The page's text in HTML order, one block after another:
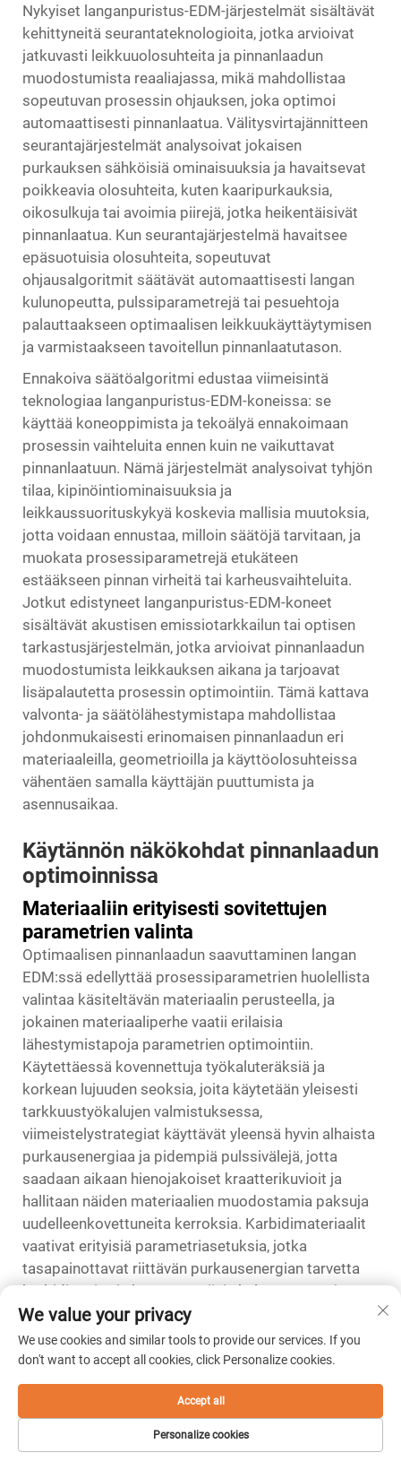
Nykyiset langanpuristus-EDM-järjestelmät sisältävät
kehittyneitä seurantateknologioita, jotka arvioivat
jatkuvasti leikkuuolosuhteita ja pinnanlaadun
muodostumista reaaliajassa, mikä mahdollistaa
sopeutuvan prosessin ohjauksen, joka optimoi
automaattisesti pinnanlaatua. Välitysvirtajännitteen
seurantajärjestelmät analysoivat jokaisen
purkauksen sähköisiä ominaisuuksia ja havaitsevat
poikkeavia olosuhteita, kuten kaaripurkauksia,
oikosulkuja tai avoimia piirejä, jotka heikentäisivät
pinnanlaatua. Kun seurantajärjestelmä havaitsee
epäsuotuisia olosuhteita, sopeutuvat
ohjausalgoritmit säätävät automaattisesti langan
kulunopeutta, pulssiparametrejä tai pesuehtoja
palauttaakseen optimaalisen leikkuukäyttäytymisen
ja varmistaakseen tavoitellun pinnanlaatutason.
Ennakoiva säätöalgoritmi edustaa viimeisintä
teknologiaa langanpuristus-EDM-koneissa: se
käyttää koneoppimista ja tekoälyä ennakoimaan
prosessin vaihteluita ennen kuin ne vaikuttavat
pinnanlaatuun. Nämä järjestelmät analysoivat tyhjön
tilaa, kipinöintiominaisuuksia ja
leikkaussuorituskykyä koskevia mallisia muutoksia,
jotta voidaan ennustaa, milloin säätöjä tarvitaan, ja
muokata prosessiparametrejä etukäteen
estääkseen pinnan virheitä tai karheusvaihteluita.
Jotkut edistyneet langanpuristus-EDM-koneet
sisältävät akustisen emissiotarkkailun tai optisen
tarkastusjärjestelmän, jotka arvioivat pinnanlaadun
muodostumista leikkauksen aikana ja tarjoavat
lisäpalautetta prosessin optimointiin. Tämä kattava
valvonta- ja säätölähestymistapa mahdollistaa
johdonmukaisesti erinomaisen pinnanlaadun eri
materiaaleilla, geometrioilla ja käyttöolosuhteissa
vähentäen samalla käyttäjän puuttumista ja
asennusaikaa.
Käytännön näkökohdat pinnanlaadun
optimoinnissa
Materiaaliin erityisesti sovitettujen
parametrien valinta
Optimaalisen pinnanlaadun saavuttaminen langan
EDM:ssä edellyttää prosessiparametrien huolellista
valintaa käsiteltävän materiaalin perusteella, ja
jokainen materiaaliperhe vaatii erilaisia
lähestymistapoja parametrien optimointiin.
Käytettäessä kovennettuja työkaluteräksiä ja
korkean lujuuden seoksia, joita käytetään yleisesti
tarkkuustyökalujen valmistuksessa,
viimeistelystrategiat käyttävät yleensä hyvin alhaista
purkausenergiaa ja pidempiä pulssivälejä, jotta
saadaan aikaan hienojakoiset kraatterikuvioit ja
hallitaan näiden materiaalien muodostamia paksuja
uudelleenkovettuneita kerroksia. Karbidimateriaalit
vaativat erityisiä parametriasetuksia, jotka
tasapainottavat riittävän purkausenergian tarvetta
karbidin erittäin kovaa matriisia kulutettaessa ja
samalla vähentävät lämpöshokkia, joka voisi
aiheuttaa pinnan mikrorakenteellisia halkeamia tai
karbidijyvästen irtoamista.
Ei-ferromagneettiset materiaalit, kuten alumiini,
kupari ja niiden seokset, aiheuttavat erityisiä
haasteita pinnanlaadun optimoinnissa langan
EDM:ssä niiden korkean lämmön- ja
We value your privacy
We use cookies and similar tools to provide our services. If you
don't want to accept all cookies, click Personalize cookies.
Personalize cookies
Accept all